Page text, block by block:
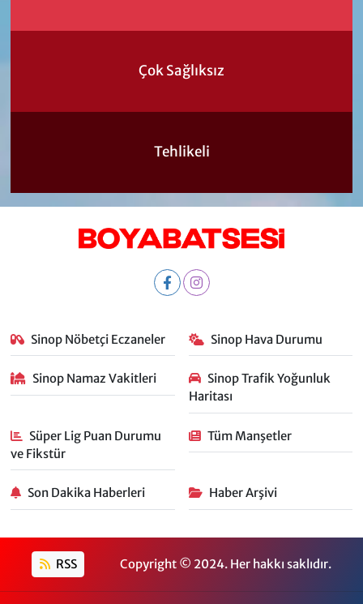
Çok Sağlıksız
Tehlikeli
Sinop Nöbetçi Eczaneler Sinop Hava Durumu
Sinop Namaz Vakitleri
Sinop Trafik Yoğunluk
Haritası
Süper Lig Puan Durumu
ve Fikstür
Tüm Manşetler
Son Dakika Haberleri Haber Arşivi
RSS Copyright © 2024. Her hakkı saklıdır.